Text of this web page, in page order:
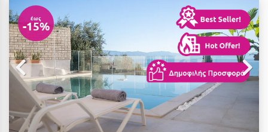
Αιδηψός
Αλεξανδρούπολη
Αλισσός Αχαΐας
Αλόννησος
Αμαλιάδα
Αμάρυνθος
ΤΎΠΟΣ ΔΙΑΤΡΟΦΉΣ
Διαμονή Μόνο
Πρωινό
Ημιδιατροφή
Ημιδιατροφή + Ποτά
Πλήρης Διατροφή
έως
-15%